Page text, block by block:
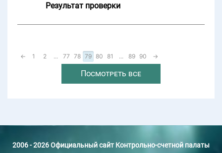
Результат проверки
← 1 2 ... 77 78 79 80 81 ... 89 90 →
Посмотреть все
2006 - 2026 Официальный сайт Контрольно-счетной палаты